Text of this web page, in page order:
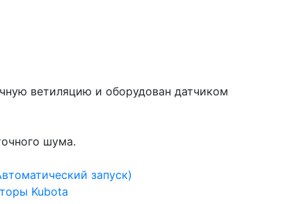
ветиляцию и оборудован датчиком
шума.
запуск)
Kubota